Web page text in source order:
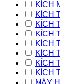
KÍCH
KÍCH
KÍCH
KÍCH
KÍCH
KÍCH
KÍCH
KÍCH